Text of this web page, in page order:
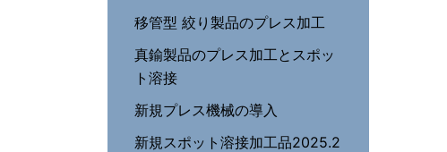
移管型 絞り製品のプレス加工
真鍮製品のプレス加工とスポッ
ト溶接
新規プレス機械の導入
新規スポット溶接加工品2025.2